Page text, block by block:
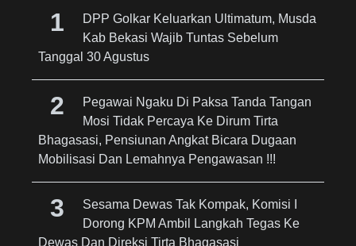
DPP Golkar Keluarkan Ultimatum, Musda
Kab Bekasi Wajib Tuntas Sebelum
Tanggal 30 Agustus
Pegawai Ngaku Di Paksa Tanda Tangan
Mosi Tidak Percaya Ke Dirum Tirta
Bhagasasi, Pensiunan Angkat Bicara Dugaan
Mobilisasi Dan Lemahnya Pengawasan !!!
Sesama Dewas Tak Kompak, Komisi I
Dorong KPM Ambil Langkah Tegas Ke
Dewas Dan Direksi Tirta Bhagasasi